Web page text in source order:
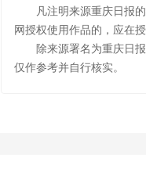
凡注明来源重庆日报
网授权使用作品的，应在
除来源署名为重庆日
仅作参考并自行核实。